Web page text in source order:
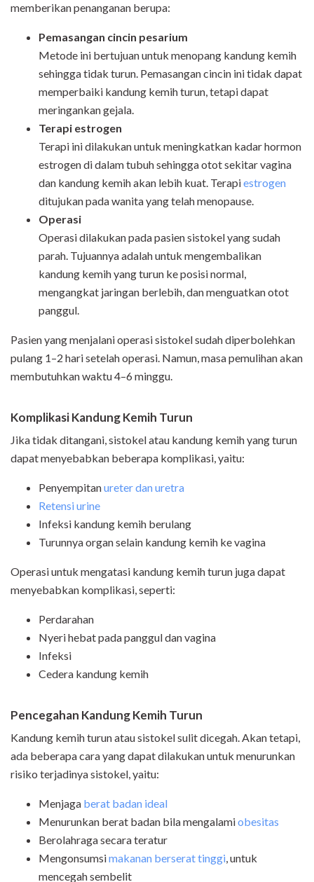
memberikan penanganan berupa:
Pemasangan cincin pesarium
Metode ini bertujuan untuk menopang kandung kemih
sehingga tidak turun. Pemasangan cincin ini tidak dapat
memperbaiki kandung kemih turun, tetapi dapat
meringankan gejala.
Terapi estrogen
Terapi ini dilakukan untuk meningkatkan kadar hormon
estrogen di dalam tubuh sehingga otot sekitar vagina
dan kandung kemih akan lebih kuat. Terapiestrogen
ditujukan pada wanita yang telah menopause.
Operasi
Operasi dilakukan pada pasien sistokel yang sudah
parah. Tujuannya adalah untuk mengembalikan
kandung kemih yang turun ke posisi normal,
mengangkat jaringan berlebih, dan menguatkan otot
panggul.
Pasien yang menjalani operasi sistokel sudah diperbolehkan
pulang 1–2 hari setelah operasi. Namun, masa pemulihan akan
membutuhkan waktu 4–6 minggu.
Komplikasi Kandung Kemih Turun
Jika tidak ditangani, sistokel atau kandung kemih yang turun
dapat menyebabkan beberapa komplikasi, yaitu:
Penyempitanureter dan uretra
Retensi urine
Infeksi kandung kemih berulang
Turunnya organ selain kandung kemih ke vagina
Operasi untuk mengatasi kandung kemih turun juga dapat
menyebabkan komplikasi, seperti:
Perdarahan
Nyeri hebat pada panggul dan vagina
Infeksi
Cedera kandung kemih
Pencegahan Kandung Kemih Turun
Kandung kemih turun atau sistokel sulit dicegah. Akan tetapi,
ada beberapa cara yang dapat dilakukan untuk menurunkan
risiko terjadinya sistokel, yaitu:
Menjaga berat badan ideal
Menurunkan berat badan bila mengalamiobesitas
Berolahraga secara teratur
Mengonsumsimakanan berserat tinggi, untuk
mencegah sembelit